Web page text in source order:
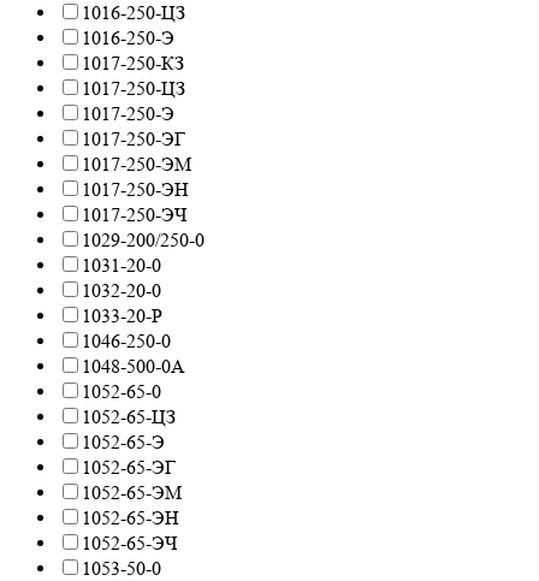
1016-250-ЦЗ
1016-250-Э
1017-250-КЗ
1017-250-ЦЗ
1017-250-Э
1017-250-ЭГ
1017-250-ЭМ
1017-250-ЭН
1017-250-ЭЧ
1029-200/250-0
1031-20-0
1032-20-0
1033-20-Р
1046-250-0
1048-500-0А
1052-65-0
1052-65-ЦЗ
1052-65-Э
1052-65-ЭГ
1052-65-ЭМ
1052-65-ЭН
1052-65-ЭЧ
1053-50-0